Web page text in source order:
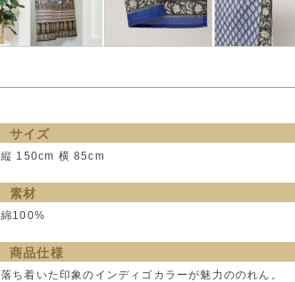
サイズ
縦 150cm 横 85cm
素材
綿100%
商品仕様
落ち着いた印象のインディゴカラーが魅力ののれん。